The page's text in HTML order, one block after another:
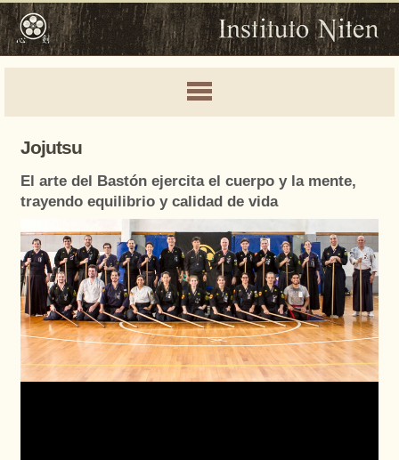
Jojutsu
El arte del Bastón ejercita el cuerpo y la mente,
trayendo equilibrio y calidad de vida